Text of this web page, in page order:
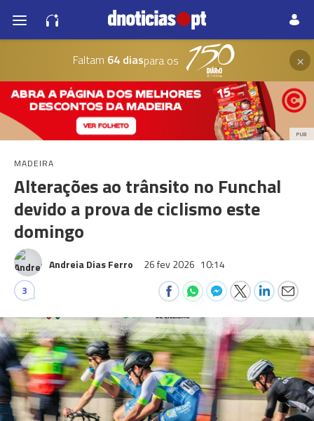
Faltam 64 diaspara os ×
PUB
MADEIRA
Alterações ao trânsito no Funchal
devido a prova de ciclismo este
domingo
Andreia Dias Ferro 26 fev 2026 10:14
3